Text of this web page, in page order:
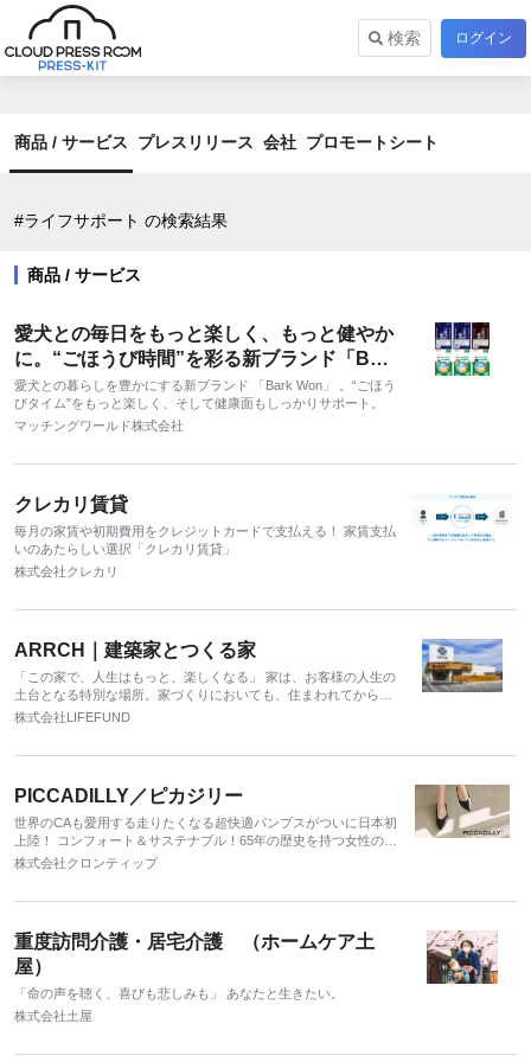
検索 ログイン
商品 / サービス プレスリリース 会社 プロモートシート
#ライフサポート の検索結果
商品 / サービス
愛犬との毎日をもっと楽しく、もっと健やか
に。“ごほうび時間”を彩る新ブランド「Bark
Won（バークワン）」
愛犬との暮らしを豊かにする新ブランド 「Bark Won」 。“ごほう
びタイム”をもっと楽しく、そして健康面もしっかりサポート。
マッチングワールド株式会社
クレカリ賃貸
毎月の家賃や初期費用をクレジットカードで⽀払える！ 家賃支払
いのあたらしい選択「クレカリ賃貸」
株式会社クレカリ
ARRCH｜建築家とつくる家
「この家で、人生はもっと、楽しくなる」 家は、お客様の人生の
土台となる特別な場所。家づくりにおいても、住まわれてから
も、不安なく、喜びのある人生を歩んでいただきたいと考えてい
株式会社LIFEFUND
PICCADILLY／ピカジリー
世界のCAも愛用する走りたくなる超快適パンプスがついに日本初
上陸！ コンフォート＆サステナブル！65年の歴史を持つ女性のた
めの靴「Piccadillyピカジリー」
株式会社クロンティップ
重度訪問介護・居宅介護 （ホームケア土
屋）
「命の声を聴く、喜びも悲しみも」 あなたと生きたい。
株式会社土屋